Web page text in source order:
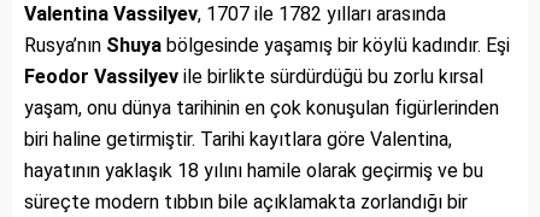
Valentina Vassilyev, 1707 ile 1782 yılları arasında
Rusya’nın Shuya bölgesinde yaşamış bir köylü kadındır. Eşi
Feodor Vassilyev ile birlikte sürdürdüğü bu zorlu kırsal
yaşam, onu dünya tarihinin en çok konuşulan figürlerinden
biri haline getirmiştir. Tarihi kayıtlara göre Valentina,
hayatının yaklaşık 18 yılını hamile olarak geçirmiş ve bu
süreçte modern tıbbın bile açıklamakta zorlandığı bir